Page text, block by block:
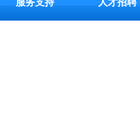
服务支持 人才招聘